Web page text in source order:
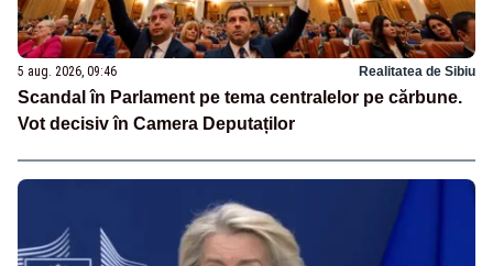
5 aug. 2026, 09:46 Realitatea de Sibiu
Scandal în Parlament pe tema centralelor pe cărbune.
Vot decisiv în Camera Deputaților